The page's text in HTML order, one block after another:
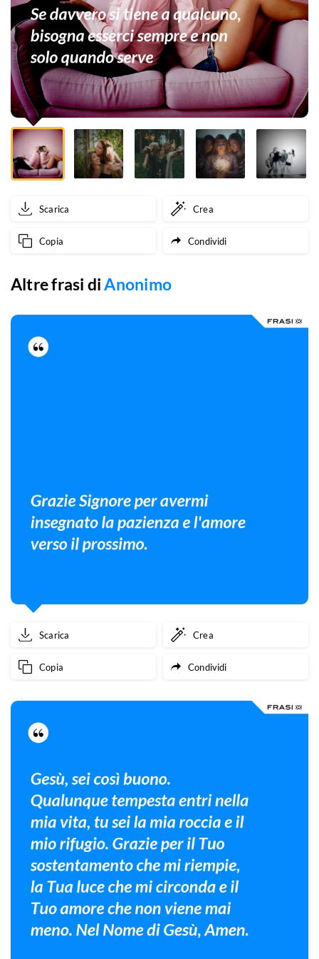
bisogna
esserci
sempre
e
non
solo
quando
serve
Scarica Crea
Copia Condividi
Altre frasi diAnonimo
Scarica Crea
Copia Condividi